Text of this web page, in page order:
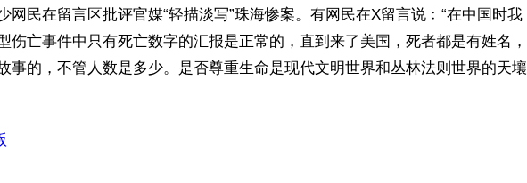
网民在留言区批评官媒“轻描淡写”珠海惨案。有网民在X留言说﹕“在中国时我
伤亡事件中只有死亡数字的汇报是正常的，直到来了美国，死者都是有姓名，
事的，不管人数是多少。是否尊重生命是现代文明世界和丛林法则世界的天壤